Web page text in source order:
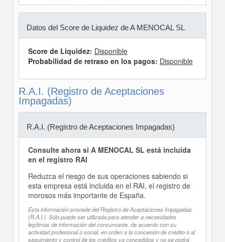
Datos del Score de Liquidez de A MENOCAL SL
Score de Liquidez: Disponible
Probabilidad de retraso en los pagos: Disponible
R.A.I. (Registro de Aceptaciones
Impagadas)
R.A.I. (Registro de Aceptaciones Impagadas)
Consulte ahora si A MENOCAL SL está incluida
en el registro RAI
Reduzca el riesgo de sus operaciones sabiendo si
esta empresa está incluida en el RAI, el registro de
morosos más importante de España.
Esta información procede del Registro de Aceptaciones Impagadas
(R.A.I.). Sólo puede ser utilizada para atender a necesidades
legítimas de información del concursante, de acuerdo con su
actividad profesional o social, en orden a la concesión de crédito o al
seguimiento y control de los créditos ya concedidos y no se podrá